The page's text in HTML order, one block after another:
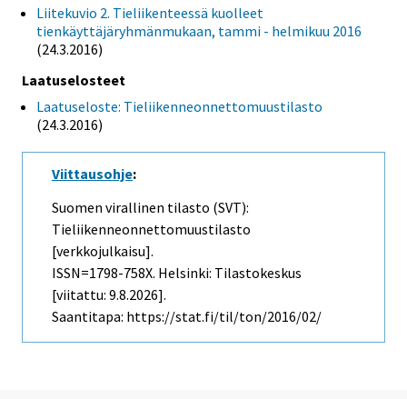
Liitekuvio 2. Tieliikenteessä kuolleet
tienkäyttäjäryhmänmukaan, tammi - helmikuu 2016
(24.3.2016)
Laatuselosteet
Laatuseloste: Tieliikenneonnettomuustilasto
(24.3.2016)
Viittausohje:
Suomen virallinen tilasto (SVT):
Tieliikenneonnettomuustilasto
[verkkojulkaisu].
ISSN=1798-758X. Helsinki: Tilastokeskus
[viitattu: 9.8.2026].
Saantitapa: https://stat.fi/til/ton/2016/02/